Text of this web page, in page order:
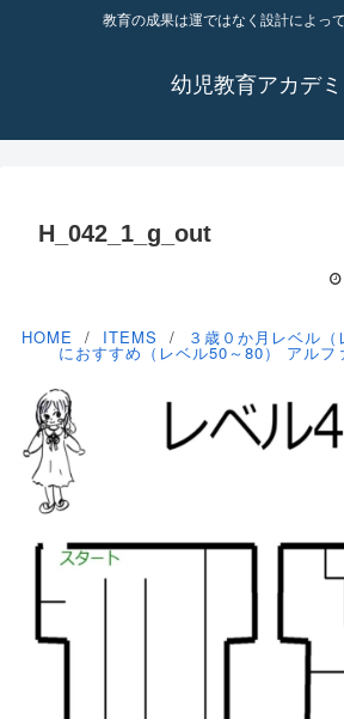
教育の成果は運ではなく設計によっ
幼児教育アカデ
H_042_1_g_out
HOME ITEMS ３歳０か月レベル（
におすすめ（レベル50～80） アルフ